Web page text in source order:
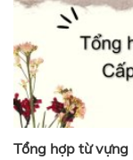
Tổng hợp từ vựng